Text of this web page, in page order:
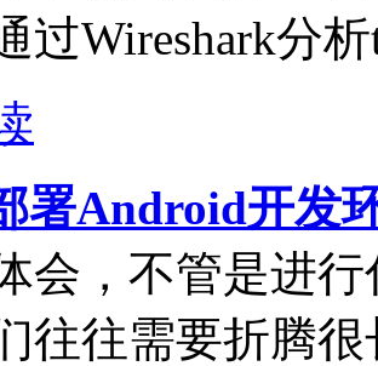
过Wireshark分
署Android开发
会，不管是进
往往需要折腾